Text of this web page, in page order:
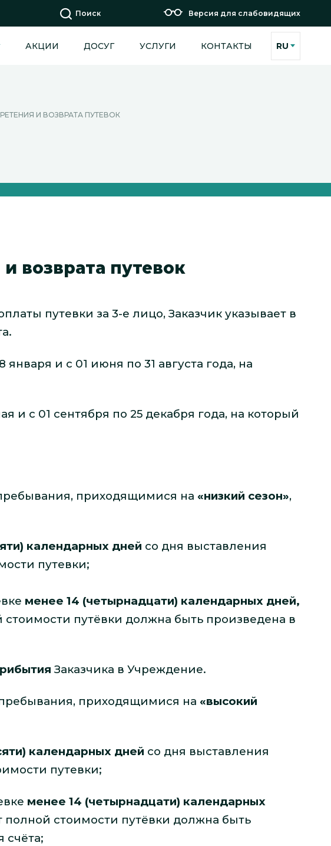
Поиск Версия для слабовидящих
АКЦИИ ДОСУГ УСЛУГИ КОНТАКТЫ RU
И ВОЗВРАТА ПУТЕВОК
возврата путевок
путевки за 3-е лицо, Заказчик указывает в
и с 01 июня по 31 августа года, на
и с 01 сентября по 25 декабря года, на который
приходящимися на «низкий сезон»,
календарных дней со дня выставления
путевки;
менее 14 (четырнадцати) календарных дней,
стоимости путёвки должна быть произведена в
Заказчика в Учреждение.
приходящимися на «высокий
календарных дней со дня выставления
путевки;
менее 14 (четырнадцати) календарных
полной стоимости путёвки должна быть
счёта;